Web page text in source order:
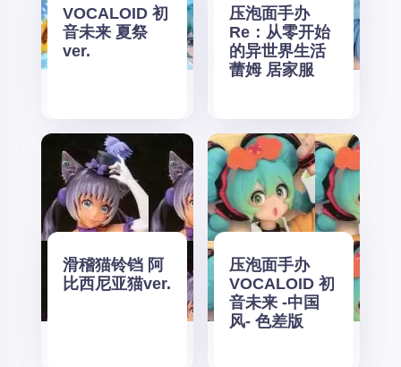
VOCALOID 初
音未来 夏祭
ver.
压泡面手办
Re：从零开始
的异世界生活
蕾姆 居家服
滑稽猫铃铛 阿
比西尼亚猫ver.
压泡面手办
VOCALOID 初
音未来 -中国
风- 色差版